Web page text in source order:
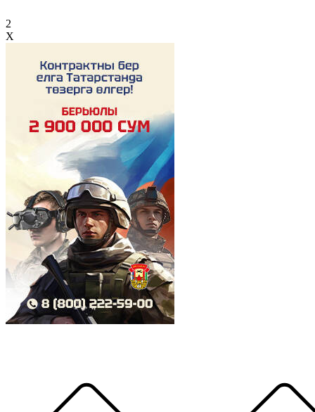
2
X